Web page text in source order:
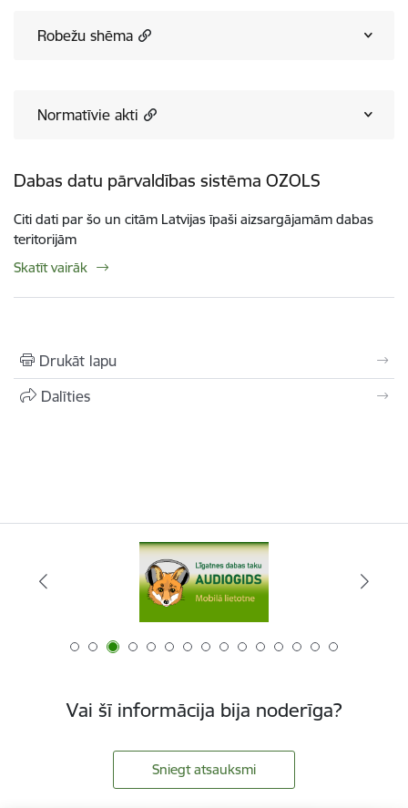
Robežu shēma
Normatīvie akti
Dabas datu pārvaldības sistēma OZOLS
Citi dati par šo un citām Latvijas īpaši aizsargājamām dabas
teritorijām
Skatīt vairāk
Drukāt lapu
Dalīties
Vai šī informācija bija noderīga?
Sniegt atsauksmi